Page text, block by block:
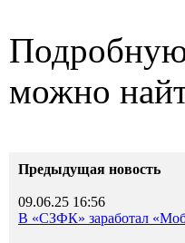
можно
Предыдущая новость
09.06.25 16:56
В «СЗФК» заработал